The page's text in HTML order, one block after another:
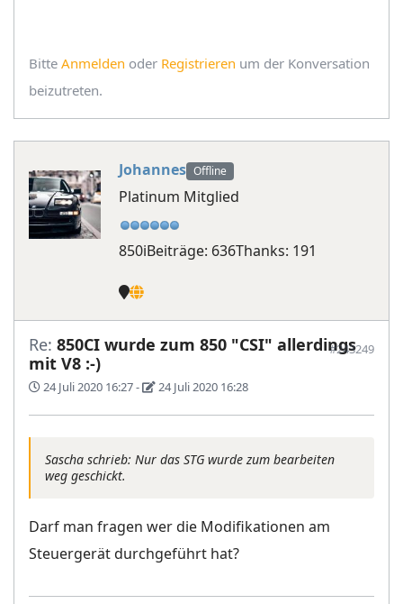
Bitte Anmelden oder Registrieren um der Konversation
beizutreten.
Johannes Offline
Platinum Mitglied
850iBeiträge: 636Thanks: 191
Re: 850CI wurde zum 850 "CSI" allerdings
mit V8 :-)
24 Juli 2020 16:27- 24 Juli 2020 16:28
#243249
Sascha schrieb: Nur das STG wurde zum bearbeiten
weg geschickt.
Darf man fragen wer die Modifikationen am
Steuergerät durchgeführt hat?